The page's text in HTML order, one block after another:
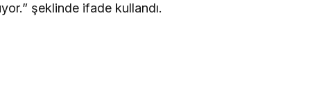
şeklinde ifade kullandı.